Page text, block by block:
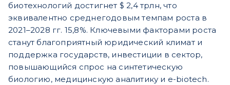
биотехнологий достигнет $ 2,4 трлн, что
эквивалентно среднегодовым темпам роста в
2021–2028 гг. 15,8%. Ключевыми факторами роста
станут благоприятный юридический климат и
поддержка государств, инвестиции в сектор,
повышающийся спрос на синтетическую
биологию, медицинскую аналитику и e-biotech.